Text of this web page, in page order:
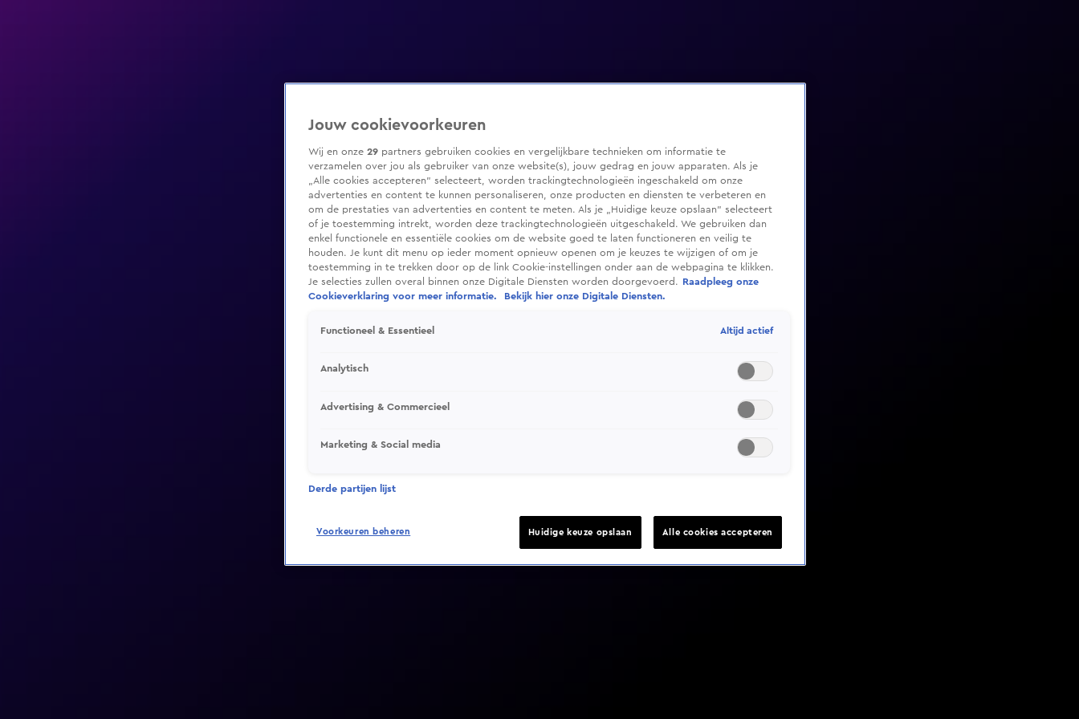
Video helaas niet gevonden
Jouw cookievoorkeuren
Wij en onze 29 partners gebruiken cookies en vergelijkbare technieken om informatie te
verzamelen over jou als gebruiker van onze website(s), jouw gedrag en jouw apparaten. Als je
„Alle cookies accepteren” selecteert, worden trackingtechnologieën ingeschakeld om onze
advertenties en content te kunnen personaliseren, onze producten en diensten te verbeteren en
om de prestaties van advertenties en content te meten. Als je „Huidige keuze opslaan” selecteert
of je toestemming intrekt, worden deze trackingtechnologieën uitgeschakeld. We gebruiken dan
enkel functionele en essentiële cookies om de website goed te laten functioneren en veilig te
houden. Je kunt dit menu op ieder moment opnieuw openen om je keuzes te wijzigen of om je
toestemming in te trekken door op de link Cookie-instellingen onder aan de webpagina te klikken.
Je selecties zullen overal binnen onze Digitale Diensten worden doorgevoerd.
Raadpleeg onze
Cookieverklaring voor meer informatie.
Bekijk hier onze Digitale Diensten.
Functioneel & Essentieel Altijd actief
Analytisch
Advertising & Commercieel
Marketing & Social media
Derde partijen lijst
Voorkeuren beheren Huidige keuze opslaan Alle cookies accepteren